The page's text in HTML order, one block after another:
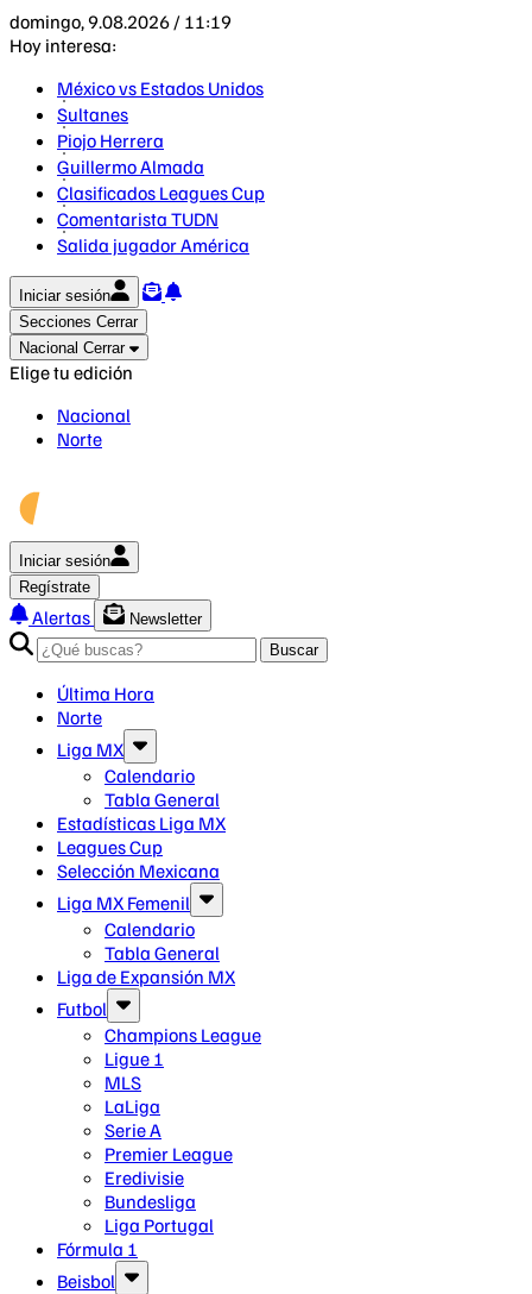
domingo, 9.08.2026 / 11:19
Hoy interesa:
México vs Estados Unidos
Sultanes
Piojo Herrera
Guillermo Almada
Clasificados Leagues Cup
Comentarista TUDN
Salida jugador América
Iniciar sesión
Secciones Cerrar
Nacional Cerrar
Elige tu edición
Nacional
Norte
Iniciar sesión
Regístrate
Alertas
Newsletter
Buscar
Última Hora
Norte
Liga MX
Calendario
Tabla General
Estadísticas Liga MX
Leagues Cup
Selección Mexicana
Liga MX Femenil
Calendario
Tabla General
Liga de Expansión MX
Futbol
Champions League
Ligue 1
MLS
LaLiga
Serie A
Premier League
Eredivisie
Bundesliga
Liga Portugal
Fórmula 1
Beisbol